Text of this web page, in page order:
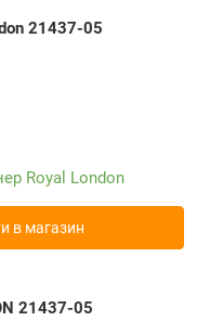
21437-05
Royal London
в магазин
21437-05